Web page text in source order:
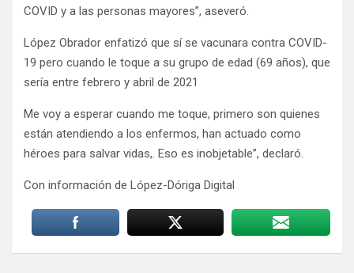
COVID y a las personas mayores”, aseveró.
López Obrador enfatizó que sí se vacunara contra COVID-
19 pero cuando le toque a su grupo de edad (69 años), que
sería entre febrero y abril de 2021
Me voy a esperar cuando me toque, primero son quienes
están atendiendo a los enfermos, han actuado como
héroes para salvar vidas,. Eso es inobjetable”, declaró.
Con información de López-Dóriga Digital